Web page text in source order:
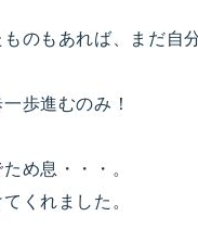
のもあれば、まだ自
歩進むのみ！
め息・・・。
くれました。